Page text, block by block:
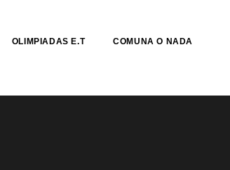
OLIMPIADAS E.T COMUNA O NADA